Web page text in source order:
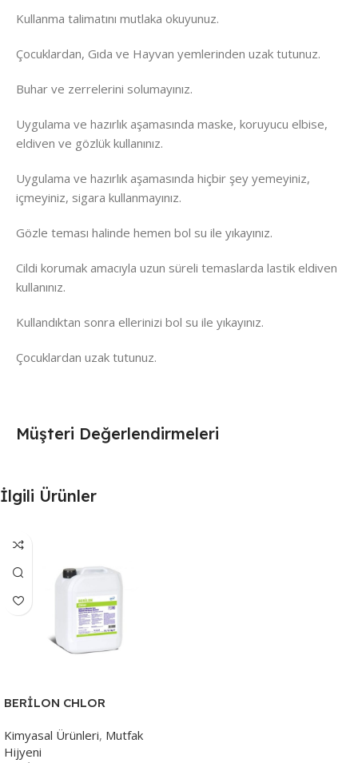
Kullanma talimatını mutlaka okuyunuz.
Çocuklardan, Gıda ve Hayvan yemlerinden uzak tutunuz.
Buhar ve zerrelerini solumayınız.
Uygulama ve hazırlık aşamasında maske, koruyucu elbise,
eldiven ve gözlük kullanınız.
Uygulama ve hazırlık aşamasında hiçbir şey yemeyiniz,
içmeyiniz, sigara kullanmayınız.
Gözle teması halinde hemen bol su ile yıkayınız.
Cildi korumak amacıyla uzun süreli temaslarda lastik eldiven
kullanınız.
Kullandıktan sonra ellerinizi bol su ile yıkayınız.
Çocuklardan uzak tutunuz.
Müşteri Değerlendirmeleri
İlgili Ürünler
BERİLON CHLOR
Kimyasal Ürünleri, Mutfak
Hijyeni